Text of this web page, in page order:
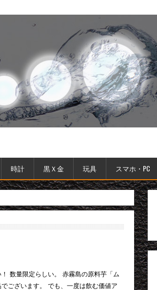
時計 黒Ｘ金 玩具 スマホ・PC
数量限定らしい。 赤霧島の原料芋「ム
ございます。 でも、一度は飲む価値ア